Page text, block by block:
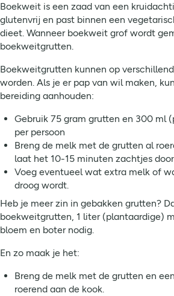
Boekweit is een zaad van een
glutenvrij en past binnen een
dieet. Wanneer boekweit grof wordt
boekweitgrutten.
Boekweitgrutten kunnen op
worden. Als je er pap van wil maken,
bereiding aanhouden:
Gebruik 75 gram grutten en 300 ml
per persoon
Breng de melk met de grutten al
laat het 10-15 minuten zachtjes
Voeg eventueel wat extra melk of
droog wordt.
Heb je meer zin in gebakken grutten?
boekweitgrutten, 1 liter (plantaardige)
bloem en boter nodig.
En zo maak je het:
Breng de melk met de grutten en
roerend aan de kook.